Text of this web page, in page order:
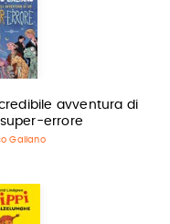
avventura di
errore
Galiano